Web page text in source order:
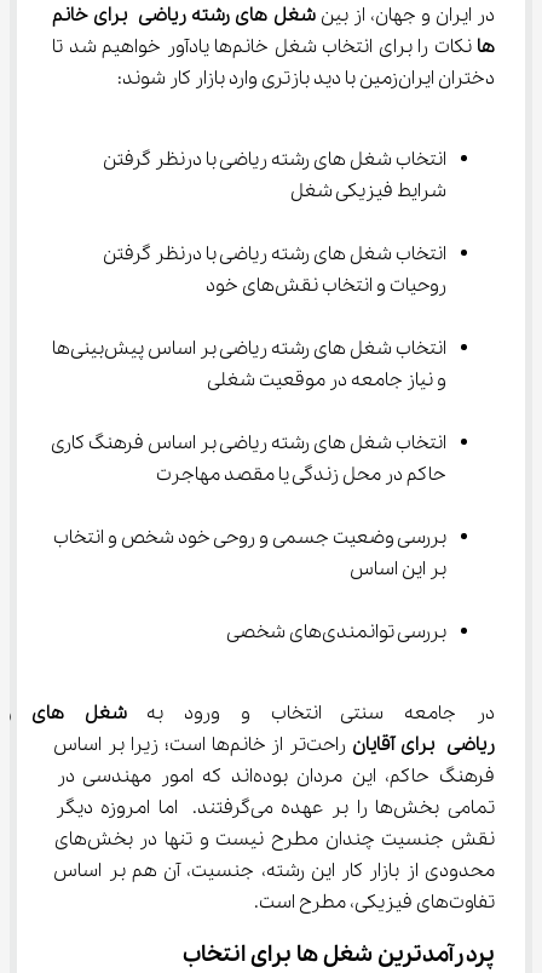
در ایران و جهان، از بین شغل‌ های رشته ریاضی
برای خانم
ها
نکات را برای انتخاب شغل خانم‌ها یادآور خواهیم شد تا
دختران ایران‌زمین با دید باز‌تری وارد بازار کار شوند:
انتخاب شغل‌ های رشته ریاضی با درنظر گرفتن
شرایط فیزیکی شغل
انتخاب شغل‌ های رشته ریاضی با درنظر گرفتن
روحیات و انتخاب نقش‌های خود
انتخاب شغل‌ های رشته ریاضی بر اساس پیش‌بینی‌ها
و نیاز جامعه در موقعیت شغلی
انتخاب شغل‌ های رشته ریاضی بر اساس فرهنگ کاری
حاکم در محل زندگی یا مقصد مهاجرت
بررسی وضعیت جسمی و روحی خود شخص و انتخاب
بر این اساس
بررسی توانمندی‌های شخصی
در جامعه سنتی انتخاب و ورود به
شغل‌ های
ریاضی برای آقایان
راحت‌تر از خانم‌ها است؛ زیرا بر اساس
فرهنگ حاکم، این مردان بوده‌اند که امور مهندسی در
تمامی بخش‌ها را بر عهده می‌گرفتند. اما امروزه دیگر
نقش جنسیت چندان مطرح نیست و تنها در بخش‌های
محدودی از بازار کار این رشته، جنسیت، آن ‌هم بر اساس
تفاوت‌های فیزیکی، مطرح است.
پردرآمدترین شغل ها برای انتخاب